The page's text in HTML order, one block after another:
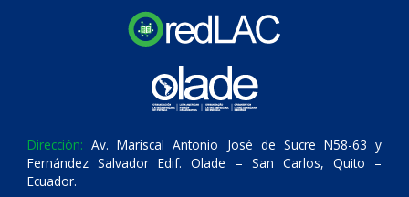
Dirección: Av. Mariscal Antonio José de Sucre N58-63 y
Fernández Salvador Edif. Olade – San Carlos, Quito –
Ecuador.